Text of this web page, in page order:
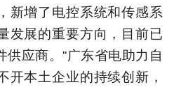
新增了电控系统和传感系
发展的重要方向，目前已
应商。“广东省电助力自
开本土企业的持续创新，